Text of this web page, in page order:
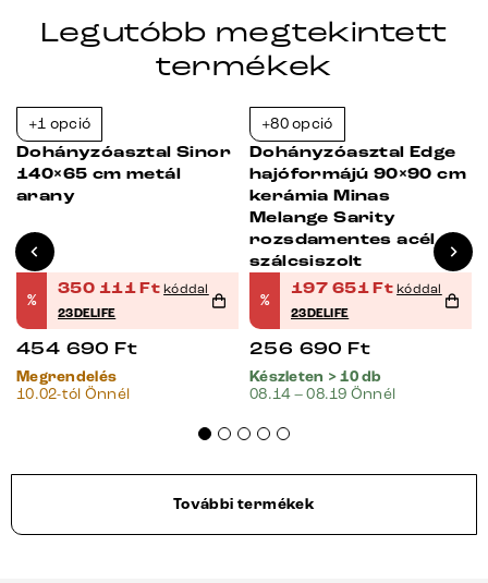
Legutóbb megtekintett
termékek
+1 opció
Dohányzóasztal Sinor
140×65 cm metál
arany
%
350 111Ft kóddal
23DELIFE
454 690 Ft
Megrendelés
10.02-tól Önnél
+80 opció
Dohányzóasztal Edge
hajóformájú 90×90 cm
kerámia Minas
Melange Sarity
rozsdamentes acél
szálcsiszolt
%
197 651Ft kóddal
23DELIFE
256 690 Ft
Készleten > 10 db
08.14 – 08.19 Önnél
További termékek